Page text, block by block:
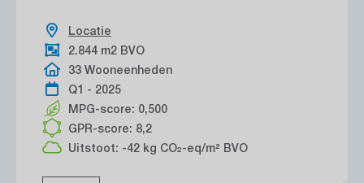
Locatie
2.844 m2 BVO
33 Wooneenheden
Q1 - 2025
MPG-score: 0,500
GPR-score: 8,2
Uitstoot: -42 kg CO₂-eq/m² BVO